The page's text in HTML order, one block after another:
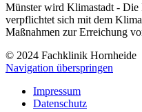
Münster wird Klimastadt - Die
verpflichtet sich mit dem
Maßnahmen zur Erreichung
© 2024 Fachklinik Hornheide
Navigation überspringen
Impressum
Datenschutz